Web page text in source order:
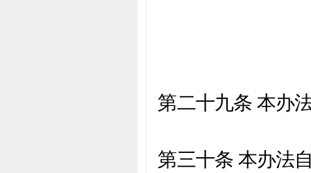
第二十九条 本办
第三十条 本办法